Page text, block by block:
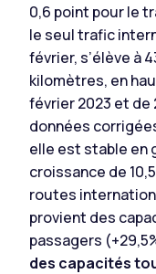
0,6 point pour le
le seul trafic
février, s’élève à
kilomètres, en
février 2023 et de
données
elle est stable en
croissance de
routes
provient des
passagers
des capacités